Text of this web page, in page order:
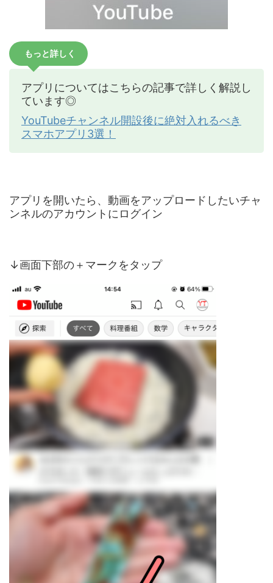
もっと詳しく
アプリについてはこちらの記事で詳しく解説し
ています◎
YouTubeチャンネル開設後に絶対入れるべき
スマホアプリ3選！
アプリを開いたら、動画をアップロードしたいチャ
ンネルのアカウントにログイン
↓画面下部の＋マークをタップ